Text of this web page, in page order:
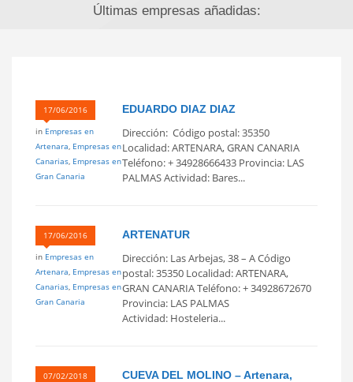
Últimas empresas añadidas:
17/06/2016
in Empresas en
Artenara, Empresas en
Canarias, Empresas en
Gran Canaria
EDUARDO DIAZ DIAZ
Dirección: Código postal: 35350
Localidad: ARTENARA, GRAN CANARIA
Teléfono: + 34928666433 Provincia: LAS
PALMAS Actividad: Bares...
17/06/2016
in Empresas en
Artenara, Empresas en
Canarias, Empresas en
Gran Canaria
ARTENATUR
Dirección: Las Arbejas, 38 – A Código
postal: 35350 Localidad: ARTENARA,
GRAN CANARIA Teléfono: + 34928672670
Provincia: LAS PALMAS
Actividad: Hosteleria...
07/02/2018
CUEVA DEL MOLINO – Artenara,